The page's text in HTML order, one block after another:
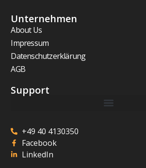
Unternehmen
About Us
Impressum
Datenschutzerklärung
AGB
Support
+49 40 4130350
Facebook
LinkedIn